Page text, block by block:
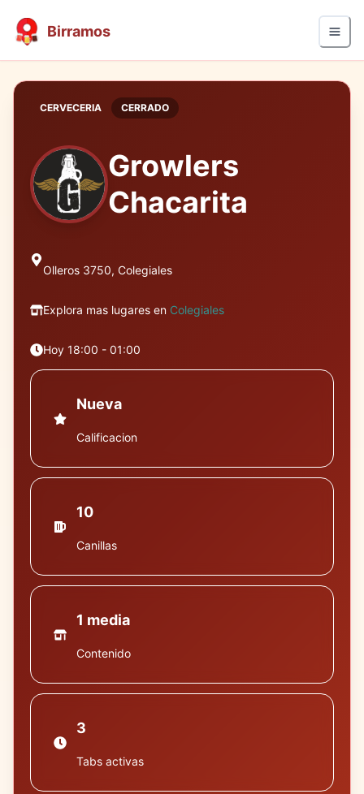
Birramos
CERVECERIA CERRADO
Growlers
Chacarita
Olleros 3750, Colegiales
Explora mas lugares en Colegiales
Hoy 18:00 - 01:00
Nueva
Calificacion
10
Canillas
1 media
Contenido
3
Tabs activas